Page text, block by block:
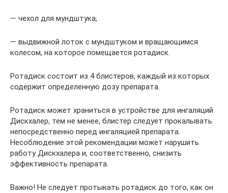
— чехол для мундштука;
— выдвижной лоток с мундштуком и вращающимся
колесом, на которое помещается ротадиск.
Ротадиск состоит из 4 блистеров, каждый из которых
содержит определенную дозу препарата.
Ротадиск может храниться в устройстве для ингаляций
Дискхалер, тем не менее, блистер следует прокалывать
непосредственно перед ингаляцией препарата.
Несоблюдение этой рекомендации может нарушить
работу Дискхалера и, соответственно, снизить
эффективность препарата.
Важно! Не следует протыкать ротадиск до того, как он